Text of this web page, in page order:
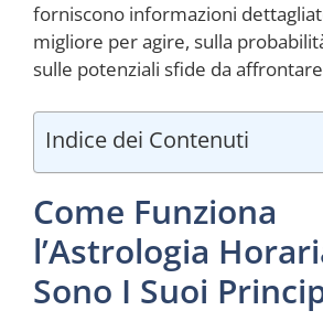
forniscono informazioni
migliore per agire, sulla
sulle potenziali sfide da
Indice dei Contenuti
Come Funziona
l’Astrologia
Sono I Suoi